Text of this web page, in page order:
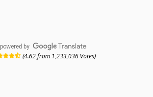
powered by
(4.62 from 1,233,036 Votes)